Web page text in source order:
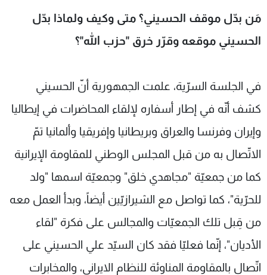
مَن بدّل موقف الحسيني؟ متى وكيف ولماذا بدّل
الحسيني موقعه وقرّر خرق "حزب الله"؟
في الجلسة السرّية، علمت الجمهورية أنّ الحسيني
كشف أنّه في إطار أسفاره لإلقاء المحاضرات في إيطاليا
وإيران وفرنسا والعراق وبريطانيا وإفريقيا وألمانيا تمّ
الاتّصال به من قبل المجلس الوطني للمقاومة الإيرانية
كما من جمعيّة "مجاهدي خلق" وجمعيّة اسمها "ولد
للحرّية"، كما تواصل مع الشيرازيّين أيضاً، وبدأ العمل معه
من قِبل تلك الجمعيّات والمجالس على فكرة "لقاء
الأديان"، إنّما فعليّا فقد كان السيّد علي الحسيني على
اتّصال بالمقاومة المناوئة للنظام الايراني، والمخابرات